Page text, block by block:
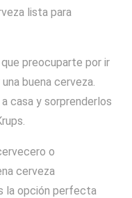
lista para
preocuparte por ir
buena cerveza.
casa y sorprenderlos
o
cerveza
la opción perfecta